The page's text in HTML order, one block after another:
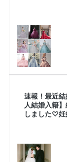
速報！最近
人結婚入籍
しました♡妊